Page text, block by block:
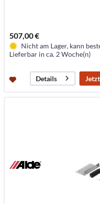
507,00 €
Nicht am Lager, kann
Lieferbar in ca. 2 Woche(n)
Details